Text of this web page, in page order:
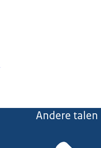
Andere talen